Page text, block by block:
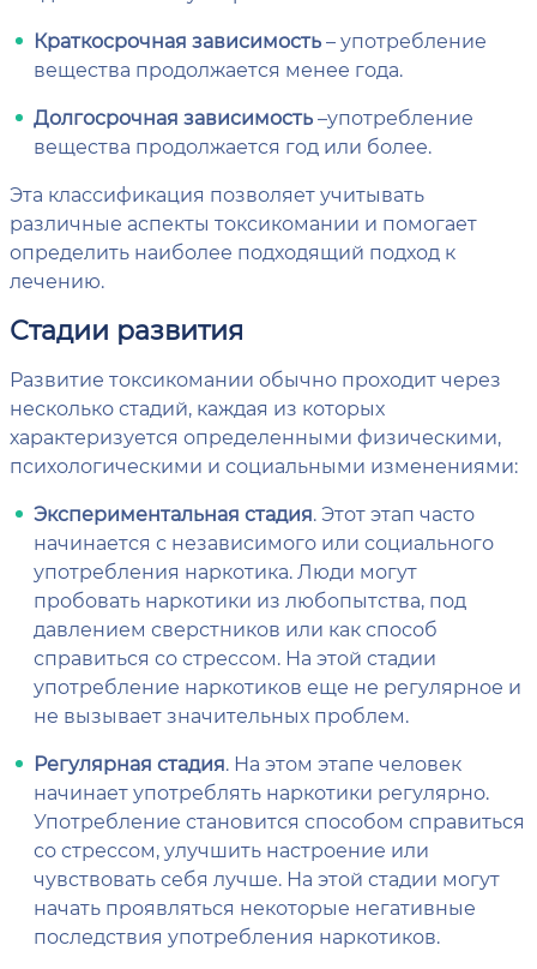
Краткосрочная зависимость– употребление
вещества продолжается менее года.
Долгосрочная зависимость–употребление
вещества продолжается год или более.
Эта классификация позволяет учитывать
различные аспекты токсикомании и помогает
определить наиболее подходящий подход к
лечению.
Стадии развития
Развитие токсикомании обычно проходит через
несколько стадий, каждая из которых
характеризуется определенными физическими,
психологическими и социальными изменениями:
Экспериментальная стадия. Этот этап часто
начинается с независимого или социального
употребления наркотика. Люди могут
пробовать наркотики из любопытства, под
давлением сверстников или как способ
справиться со стрессом. На этой стадии
употребление наркотиков еще не регулярное и
не вызывает значительных проблем.
Регулярная стадия. На этом этапе человек
начинает употреблять наркотики регулярно.
Употребление становится способом справиться
со стрессом, улучшить настроение или
чувствовать себя лучше. На этой стадии могут
начать проявляться некоторые негативные
последствия употребления наркотиков.